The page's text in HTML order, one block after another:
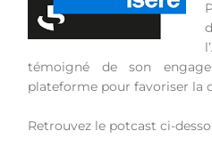
témoigné de son
plateforme pour favoriser la
Retrouvez le potcast ci-